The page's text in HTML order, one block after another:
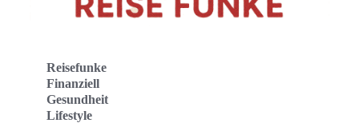
Reisefunke
Finanziell
Gesundheit
Lifestyle